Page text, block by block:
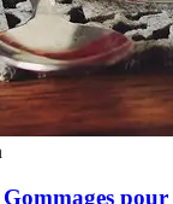
Gommages